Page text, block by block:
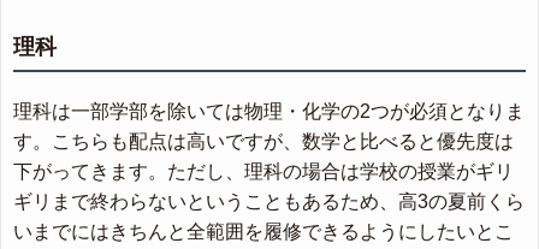
理科
理科は一部学部を除いては物理・化学の2つが必須となりま
す。こちらも配点は高いですが、数学と比べると優先度は
下がってきます。ただし、理科の場合は学校の授業がギリ
ギリまで終わらないということもあるため、高3の夏前くら
いまでにはきちんと全範囲を履修できるようにしたいとこ